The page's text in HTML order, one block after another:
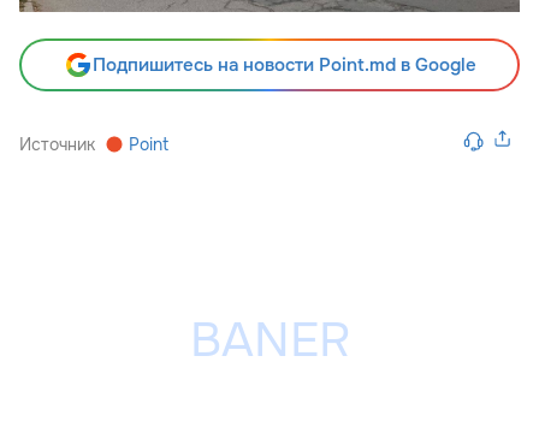
Подпишитесь на новости Point.md в Google
Источник Point